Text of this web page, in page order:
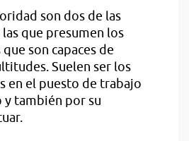
son dos de las
que presumen los
son capaces de
Suelen ser los
en el puesto de trabajo
y también por su